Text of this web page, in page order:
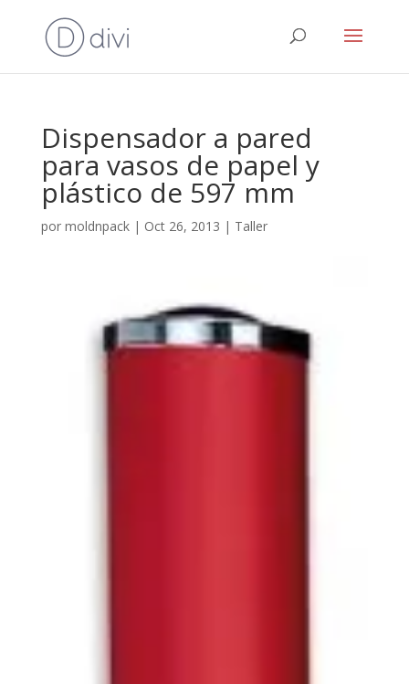
Dispensador a pared
para vasos de papel y
plástico de 597 mm
por moldnpack| Oct 26, 2013 | Taller